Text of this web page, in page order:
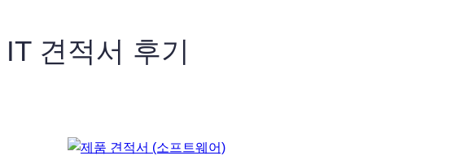
IT 견적서 후기